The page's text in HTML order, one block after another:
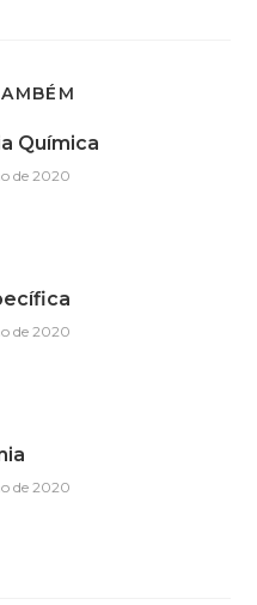
Química
de 2020
de 2020
de 2020